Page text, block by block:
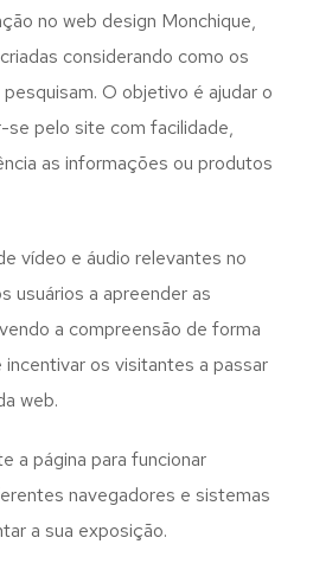
no web design Monchique,
considerando como os
O objetivo é ajudar o
se pelo site com facilidade,
as informações ou produtos
vídeo e áudio relevantes no
usuários a apreender as
a compreensão de forma
os visitantes a passar
web.
a página para funcionar
navegadores e sistemas
a sua exposição.